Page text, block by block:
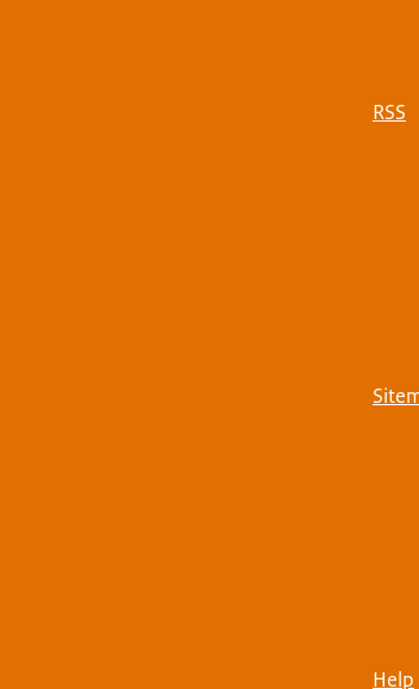
RSS
Help